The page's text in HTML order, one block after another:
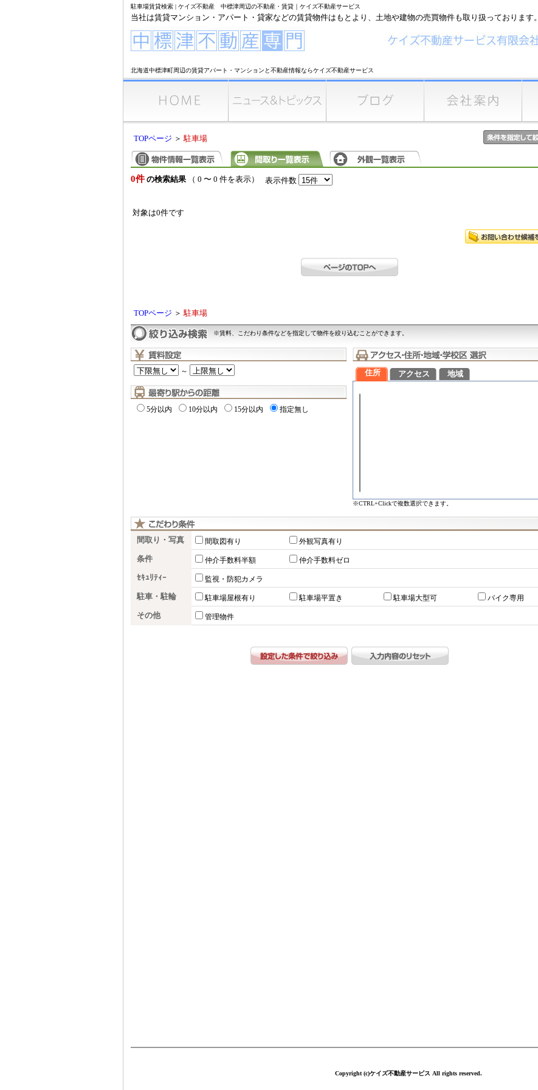
駐車場賃貸検索 | ケイズ不動産 中標津周辺の不動産・賃貸｜ケイズ不動産サービス
当社は賃貸マンション・アパート・貸家などの賃貸物件はもとより、土地や建物の売買物件も取り扱っております。
北海道中標津町周辺の賃貸アパート・マンションと不動産情報ならケイズ不動産サービス
TOPページ ＞駐車場
0件 の検索結果（ 0 〜 0 件を表示） 表示件数
対象は0件です
TOPページ ＞駐車場
※賃料、こだわり条件などを指定して物件を絞り込むことができます。
～
5分以内 10分以内 15分以内 指定無し
住所 アクセス 地域
※CTRL+Clickで複数選択できます。
間取り・写真 間取図有り 外観写真有り
条件 仲介手数料半額 仲介手数料ゼロ
ｾｷｭﾘﾃｨｰ 監視・防犯カメラ
駐車・駐輪 駐車場屋根有り 駐車場平置き 駐車場大型可 バイク専用
その他 管理物件
Copyright (c)ケイズ不動産サービス All rights reserved.